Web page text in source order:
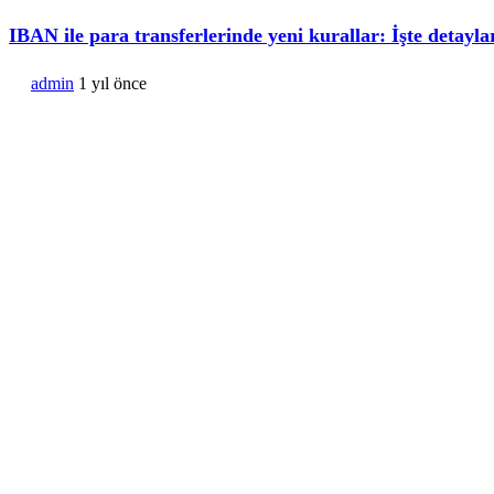
IBAN ile para transferlerinde yeni kurallar: İşte
admin 1 yıl önce